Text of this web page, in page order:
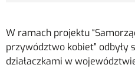
W ramach projektu
przywództwo kobiet”
działaczkami w